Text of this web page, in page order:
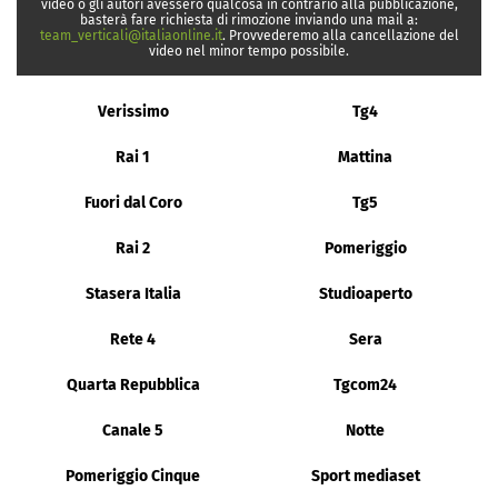
video o gli autori avessero qualcosa in contrario alla pubblicazione,
basterà fare richiesta di rimozione inviando una mail a:
team_verticali@italiaonline.it. Provvederemo alla cancellazione del
video nel minor tempo possibile.
Verissimo Tg4
Rai 1 Mattina
Fuori dal Coro Tg5
Rai 2 Pomeriggio
Stasera Italia Studioaperto
Rete 4 Sera
Quarta Repubblica Tgcom24
Canale 5 Notte
Pomeriggio Cinque Sport mediaset